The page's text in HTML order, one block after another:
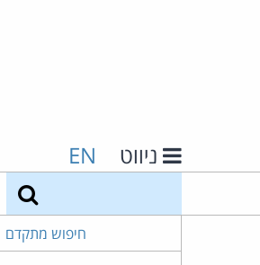
ניווט EN
חיפוש מתקדם